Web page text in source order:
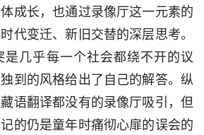
成长，也通过录像厅这一元素的
代变迁、新旧交替的深层思考。
是几乎每一个社会都绕不开的议
到的风格给出了自己的解答。纵
语翻译都没有的录像厅吸引，但
的仍是童年时痛彻心扉的误会的